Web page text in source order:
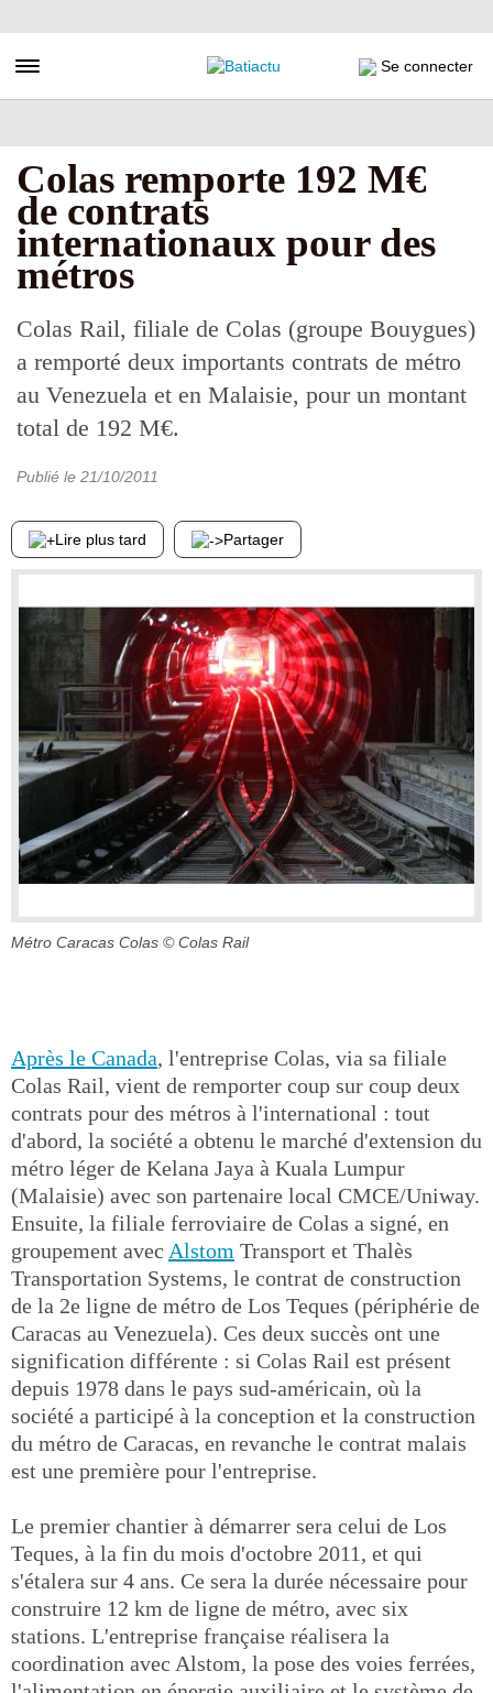
au
principal
Toggle navigation Se connecter
Colas remporte 192 M€
de contrats
internationaux pour des
métros
Colas Rail, filiale de Colas (groupe Bouygues)
a remporté deux importants contrats de métro
au Venezuela et en Malaisie, pour un montant
total de 192 M€.
Publié le 21/10/2011
Lire plus tard Partager
Métro Caracas Colas © Colas Rail
Après le Canada, l'entreprise Colas, via sa filiale
Colas Rail, vient de remporter coup sur coup deux
contrats pour des métros à l'international : tout
d'abord, la société a obtenu le marché d'extension du
métro léger de Kelana Jaya à Kuala Lumpur
(Malaisie) avec son partenaire local CMCE/Uniway.
Ensuite, la filiale ferroviaire de Colas a signé, en
groupement avec Alstom Transport et Thalès
Transportation Systems, le contrat de construction
de la 2e ligne de métro de Los Teques (périphérie de
Caracas au Venezuela). Ces deux succès ont une
signification différente : si Colas Rail est présent
depuis 1978 dans le pays sud-américain, où la
société a participé à la conception et la construction
du métro de Caracas, en revanche le contrat malais
est une première pour l'entreprise.
Le premier chantier à démarrer sera celui de Los
Teques, à la fin du mois d'octobre 2011, et qui
s'étalera sur 4 ans. Ce sera la durée nécessaire pour
construire 12 km de ligne de métro, avec six
stations. L'entreprise française réalisera la
coordination avec Alstom, la pose des voies ferrées,